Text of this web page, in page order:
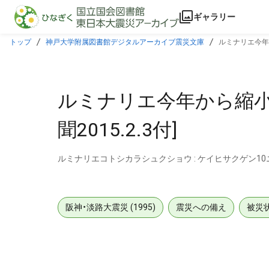
本文に飛ぶ
ギャラリー
トップ 神戸大学附属図書館デジタルアーカイブ震災文庫 ルミナリエ今
ルミナリエ今年から縮
聞2015.2.3付]
ルミナリエコトシカラシュクショウ : ケイヒサクゲン
阪神・淡路大震災 (1995) 震災への備え 被災